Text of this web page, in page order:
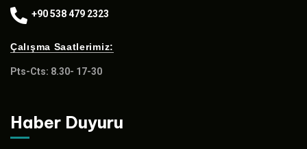
+90 538 479 2323
Çalışma Saatlerimiz:
Pts-Cts: 8.30- 17-30
Haber Duyuru